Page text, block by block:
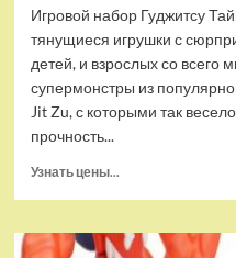
Игровой набор Гуджитсу
тянущиеся игрушки с
детей, и взрослых со всего
супермонстры из
Jit Zu, с которыми так
прочность...
Узнать цены...
Набор
тянущихся